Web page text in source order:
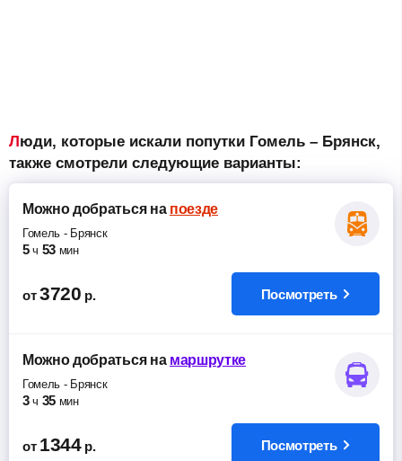
Люди, которые искали попутки Гомель – Брянск,
также смотрели следующие варианты:
Можно добратьсяна поезде
Гомель - Брянск
5 ч 53 мин
от 3720 р. Посмотреть
Можно добратьсяна маршрутке
Гомель - Брянск
3 ч 35 мин
от 1344 р. Посмотреть